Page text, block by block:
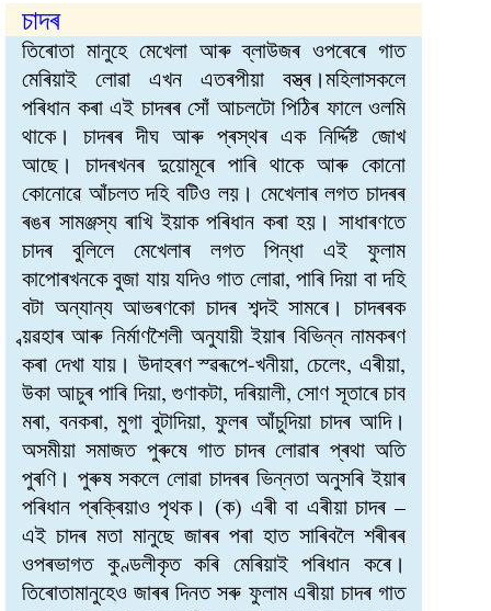
চাদৰ
তিৰোতা মানুহে মেখেলা আৰু ব্লাউজৰ ওপৰেৰে গাত
মেৰিয়াই লোৱা এখন এতৰপীয়া বস্ত্ৰ।মহিলাসকলে
পৰিধান কৰা এই চাদৰৰ সোঁ আচলটো পিঠিৰ ফালে ওলমি
থাকে। চাদৰৰ দীঘ আৰু প্ৰস্থৰ এক নিৰ্দ্দিষ্ট জোখ
আছে। চাদৰখনৰ দুয়োমূৰে পাৰি থাকে আৰু কোনো
কোনোৱে আঁচলত দহি বটিও লয়। মেখেলাৰ লগত চাদৰৰ
ৰঙৰ সামঞ্জস্য ৰাখি ইয়াক পৰিধান কৰা হয়। সাধাৰণতে
চাদৰ বুলিলে মেখেলাৰ লগত পিন্ধা এই ফুলাম
কাপোৰখনকে বুজা যায় যদিও গাত লোৱা, পাৰি দিয়া বা দহি
বটা অন্যান্য আভৰণকো চাদৰ শব্দই সামৰে। চাদৰৰক
ব্য়ৱহাৰ আৰু নিৰ্মাণশৈলী অনুযায়ী ইয়াৰ বিভিন্ন নামকৰণ
কৰা দেখা যায়। উদাহৰণ স্ৱৰূপে-খনীয়া, চেলেং, এৰীয়া,
উকা আচুৰ পাৰি দিয়া, গুণাকটা, দৰিয়ালী, সোণ সূতাৰে চাব
মৰা, বনকৰা, মুগা বুটাদিয়া, ফুলৰ আঁচুদিয়া চাদৰ আদি।
অসমীয়া সমাজত পুৰুষে গাত চাদৰ লোৱাৰ প্ৰথা অতি
পুৰণি। পুৰুষ সকলে লোৱা চাদৰৰ ভিন্নতা অনুসৰি ইয়াৰ
পৰিধান প্ৰক্ৰিয়াও পৃথক। (ক) এৰী বা এৰীয়া চাদৰ –
এই চাদৰ মতা মানুছে জাৰৰ পৰা হাত সাৰিবলৈ শৰীৰৰ
ওপৰভাগত কুণ্ডলীকৃত কৰি মেৰিয়াই পৰিধান কৰে।
তিৰোতামানুহেও জাৰৰ দিনত সৰু ফুলাম এৰীয়া চাদৰ গাত